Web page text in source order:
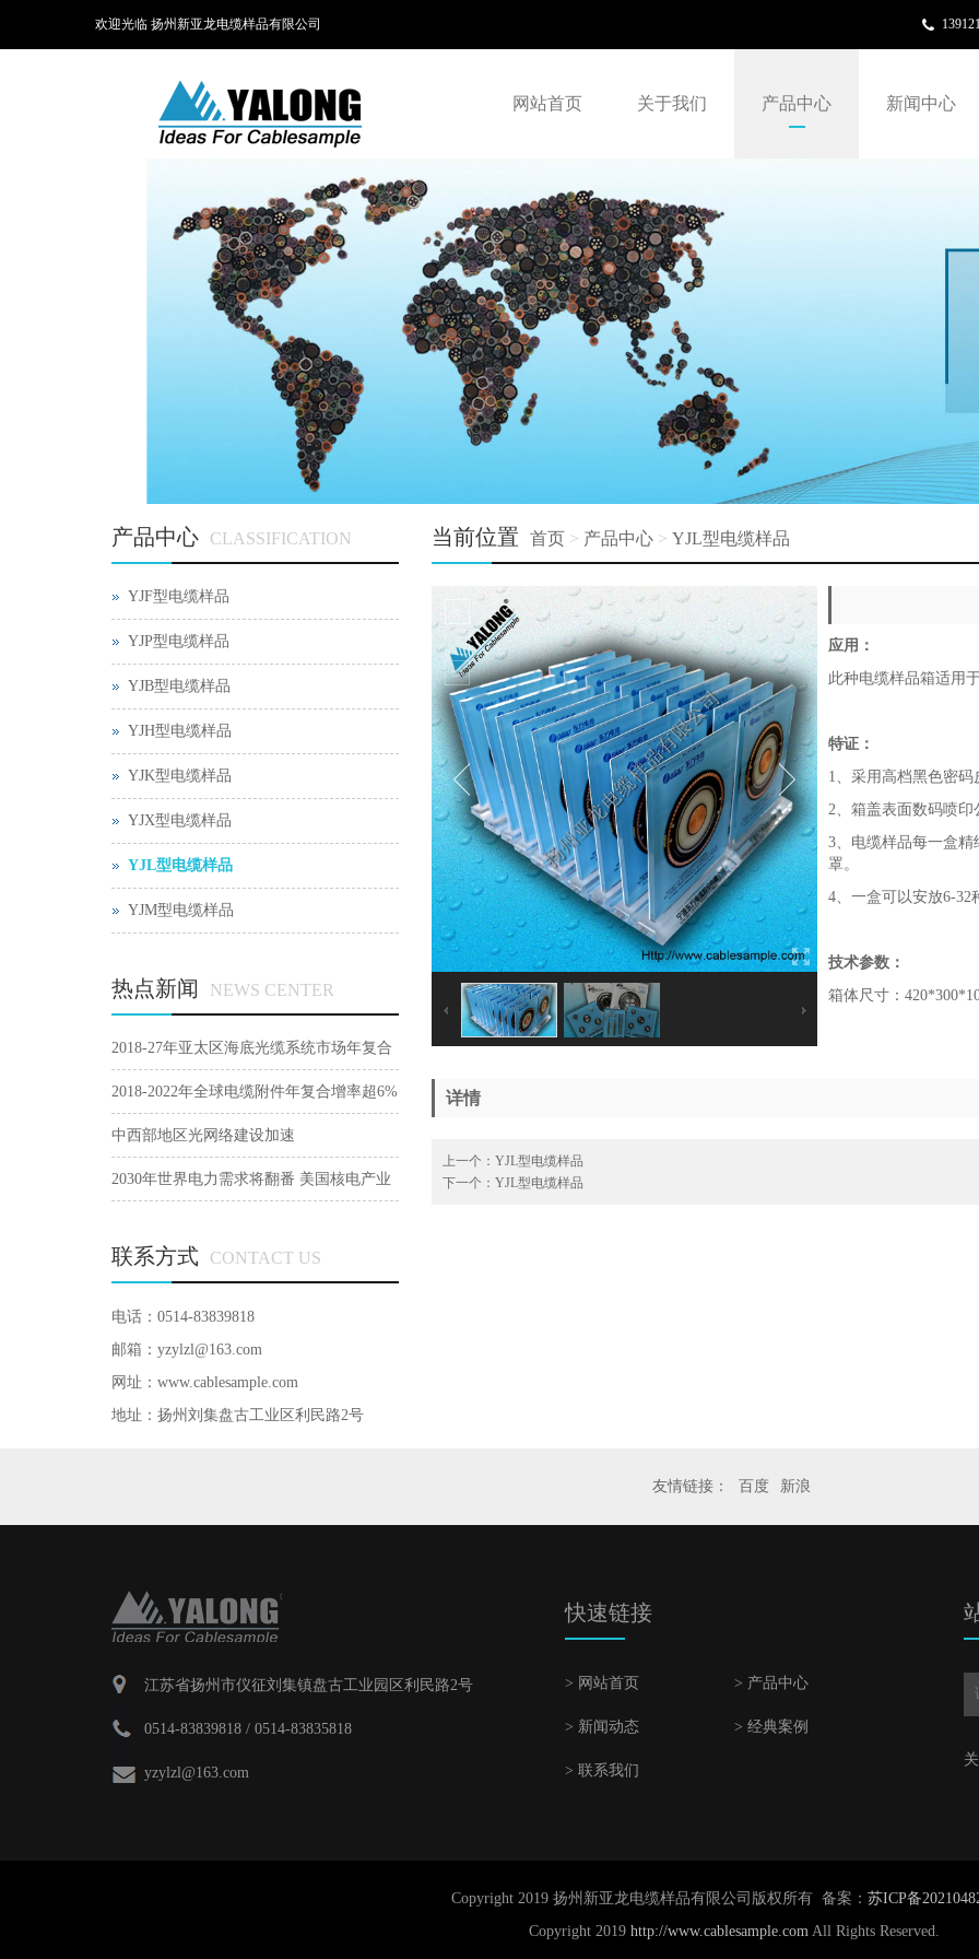
欢迎光临 扬州新亚龙电缆样品有限公司
网站首页 关于我们 产品中心 新闻中心
当前位置 首页> 产品中心> YJL型电缆样品
应用：
此种电缆样品箱适用
特证：
1、采用高档黑色密码
2、箱盖表面数码喷印
3、电缆样品每一盒
罩。
4、一盒可以安放6-32
技术参数：
箱体尺寸：
详情
上一个： YJL型电缆样品
下一个： YJL型电缆样品
产品中心 CLASSIFICATION
YJF型电缆样品
YJP型电缆样品
YJB型电缆样品
YJH型电缆样品
YJK型电缆样品
YJX型电缆样品
YJL型电缆样品
YJM型电缆样品
热点新闻 NEWS CENTER
2018-27年亚太区海底光缆系统市场年复合
增9.8%
2018-2022年全球电缆附件年复合增率超6%
中西部地区光网络建设加速
2030年世界电力需求将翻番 美国核电产业
联系方式 CONTACT US
电话：0514-83839818
邮箱：yzylzl@163.com
网址： www.cablesample.com
地址：扬州刘集盘古工业区利民路2号
友情链接： 百度 新浪
江苏省扬州市仪征刘集镇盘古工业园区利民路2号
0514-83839818 / 0514-83835818
yzylzl@163.com
快速链接
> 网站首页 > 产品中心
> 新闻动态 > 经典案例
> 联系我们
Copyright 2019 扬州新亚龙电缆样品有限公司版权所有 备案： 苏ICP备
Copyright 2019 http://www.cablesample.com All Rights Reserved.